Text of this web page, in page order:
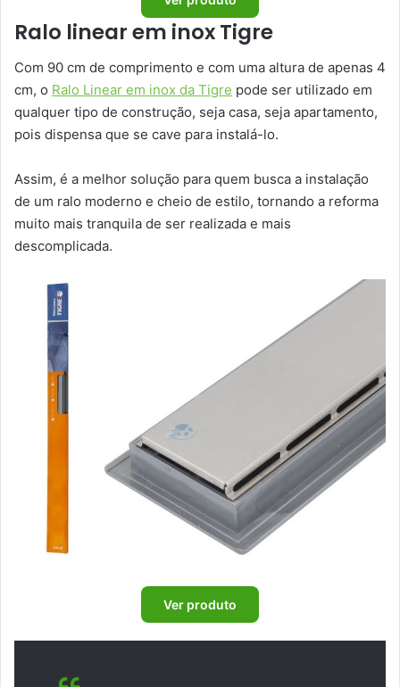
Ralo linear em inox Tigre
Com 90 cm de comprimento e com uma altura de apenas 4
cm, o Ralo Linear em inox da Tigre pode ser utilizado em
qualquer tipo de construção, seja casa, seja apartamento,
pois dispensa que se cave para instalá-lo.
Assim, é a melhor solução para quem busca a instalação
de um ralo moderno e cheio de estilo, tornando a reforma
muito mais tranquila de ser realizada e mais
descomplicada.
Ver produto